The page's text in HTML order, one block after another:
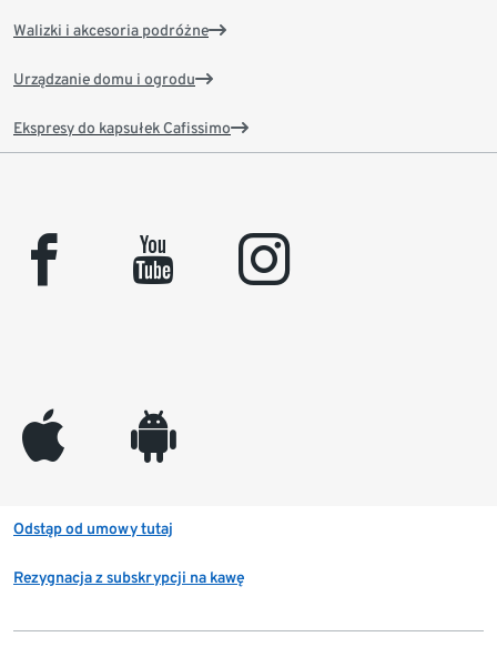
Walizki i akcesoria podróżne
Urządzanie domu i ogrodu
Ekspresy do kapsułek Cafissimo
facebook youtube instagram
appleinc android
Odstąp od umowy tutaj
Rezygnacja z subskrypcji na kawę